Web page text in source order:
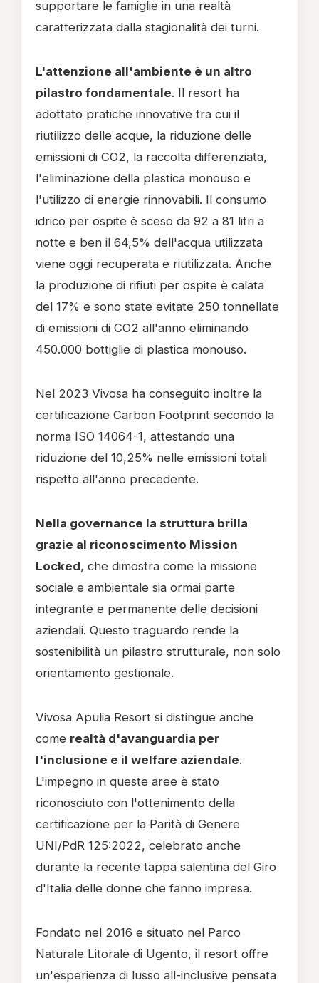
supportare le famiglie in una realtà
caratterizzata dalla stagionalità dei turni.
L'attenzione all'ambiente è un altro
pilastro fondamentale. Il resort ha
adottato pratiche innovative tra cui il
riutilizzo delle acque, la riduzione delle
emissioni di CO2, la raccolta differenziata,
l'eliminazione della plastica monouso e
l'utilizzo di energie rinnovabili. Il consumo
idrico per ospite è sceso da 92 a 81 litri a
notte e ben il 64,5% dell'acqua utilizzata
viene oggi recuperata e riutilizzata. Anche
la produzione di rifiuti per ospite è calata
del 17% e sono state evitate 250 tonnellate
di emissioni di CO2 all'anno eliminando
450.000 bottiglie di plastica monouso.
Nel 2023 Vivosa ha conseguito inoltre la
certificazione Carbon Footprint secondo la
norma ISO 14064-1, attestando una
riduzione del 10,25% nelle emissioni totali
rispetto all'anno precedente.
Nella governance la struttura brilla
grazie al riconoscimento Mission
Locked, che dimostra come la missione
sociale e ambientale sia ormai parte
integrante e permanente delle decisioni
aziendali. Questo traguardo rende la
sostenibilità un pilastro strutturale, non solo
orientamento gestionale.
Vivosa Apulia Resort si distingue anche
come realtà d'avanguardia per
l'inclusione e il welfare aziendale.
L'impegno in queste aree è stato
riconosciuto con l'ottenimento della
certificazione per la Parità di Genere
UNI/PdR 125:2022, celebrato anche
durante la recente tappa salentina del Giro
d'Italia delle donne che fanno impresa.
Fondato nel 2016 e situato nel Parco
Naturale Litorale di Ugento, il resort offre
un'esperienza di lusso all-inclusive pensata